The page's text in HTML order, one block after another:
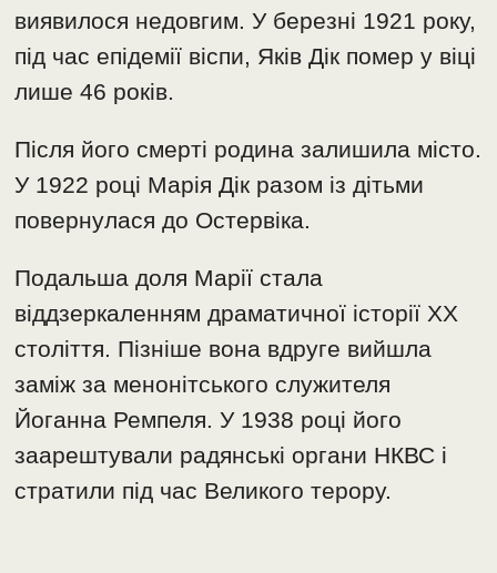
виявилося недовгим. У березні 1921 року,
під час епідемії віспи, Яків Дік помер у віці
лише 46 років.
Після його смерті родина залишила місто.
У 1922 році Марія Дік разом із дітьми
повернулася до Остервіка.
Подальша доля Марії стала
віддзеркаленням драматичної історії ХХ
століття. Пізніше вона вдруге вийшла
заміж за менонітського служителя
Йоганна Ремпеля. У 1938 році його
заарештували радянські органи НКВС і
стратили під час Великого терору.